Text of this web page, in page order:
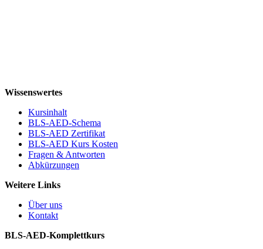
Wissenswertes
Kursinhalt
BLS-AED-Schema
BLS-AED Zertifikat
BLS-AED Kurs Kosten
Fragen & Antworten
Abkürzungen
Weitere Links
Über uns
Kontakt
BLS-AED-Komplettkurs